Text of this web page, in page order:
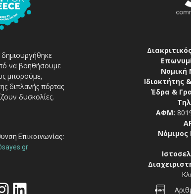
να βοηθήσουμε
μπορούμε,
διπλανής πόρτας
δυσκολίες.
Επικοινωνίας:
Linkedin
Νομική
Ιδιοκτήτης
Έδρα &
ΑΦΜ: